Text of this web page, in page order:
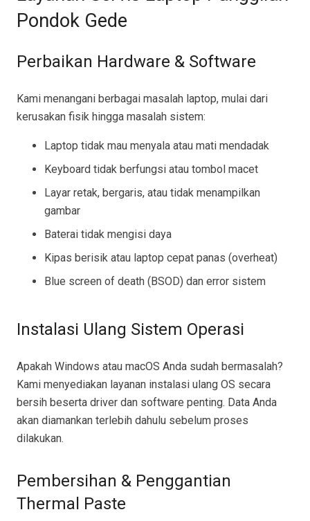
Pondok Gede
Perbaikan Hardware & Software
Kami menangani berbagai masalah laptop, mulai dari
kerusakan fisik hingga masalah sistem:
Laptop tidak mau menyala atau mati mendadak
Keyboard tidak berfungsi atau tombol macet
Layar retak, bergaris, atau tidak menampilkan
gambar
Baterai tidak mengisi daya
Kipas berisik atau laptop cepat panas (overheat)
Blue screen of death (BSOD) dan error sistem
Instalasi Ulang Sistem Operasi
Apakah Windows atau macOS Anda sudah bermasalah?
Kami menyediakan layanan instalasi ulang OS secara
bersih beserta driver dan software penting. Data Anda
akan diamankan terlebih dahulu sebelum proses
dilakukan.
Pembersihan & Penggantian
Thermal Paste